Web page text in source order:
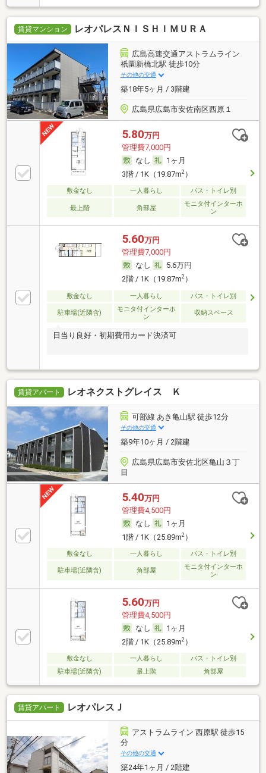
賃貸マンション レオパレスＮＩＳＨＩＭＵＲＡ
広島高速交通アストラムライン
祇園新橋北駅 徒歩10分
その他の交通
築18年5ヶ月 / 3階建
広島県広島市安佐南区西原１
5.80万円
管理費7,000円
なし
1ヶ月
3階 / 1K（19.87m2）
敷金なし 一人暮らし バス・トイレ別
最上階 角部屋
モニタ付インターホ
ン
5.60万円
管理費7,000円
なし
5.6万円
2階 / 1K（19.87m2）
敷金なし 一人暮らし バス・トイレ別
駐車場(近隣含)
モニタ付インターホ
ン
収納スペース
日当り良好・初期費用カード決済可
賃貸アパート レオネクストグレイス Ｋ
可部線 あき亀山駅 徒歩12分
その他の交通
築9年10ヶ月 / 2階建
広島県広島市安佐北区亀山３丁
目
5.40万円
管理費4,500円
なし
1ヶ月
1階 / 1K（25.89m2）
敷金なし 一人暮らし バス・トイレ別
駐車場(近隣含) 角部屋
モニタ付インターホ
ン
5.60万円
管理費4,500円
なし
1ヶ月
2階 / 1K（25.89m2）
敷金なし 一人暮らし
バス・トイレ別
駐車場(近隣含)
最上階 角部屋
賃貸アパート レオパレスＪ
アストラムライン 西原駅 徒歩15
分
その他の交通
築24年1ヶ月 / 2階建